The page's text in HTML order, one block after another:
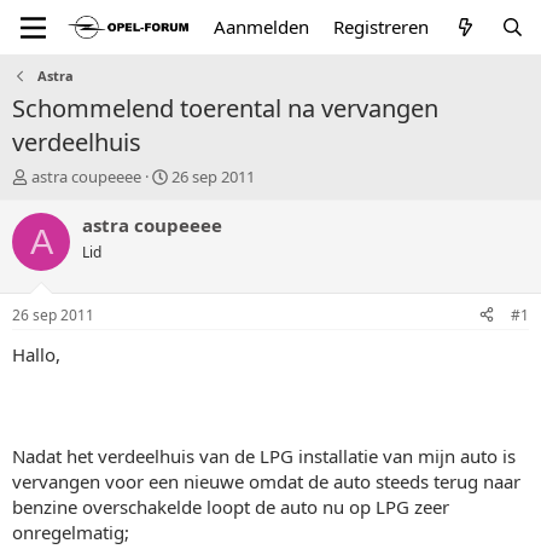
Aanmelden Registreren
Astra
Schommelend toerental na vervangen
verdeelhuis
T
p
i
a
r
astra coupeeee
S
a
r
26 sep 2011
A astra coupeeee
Lid
26 sep 2011 #1
Hallo,
Nadat het verdeelhuis van de LPG installatie van mijn auto is
vervangen voor een nieuwe omdat de auto steeds terug naar
benzine overschakelde loopt de auto nu op LPG zeer
onregelmatig;